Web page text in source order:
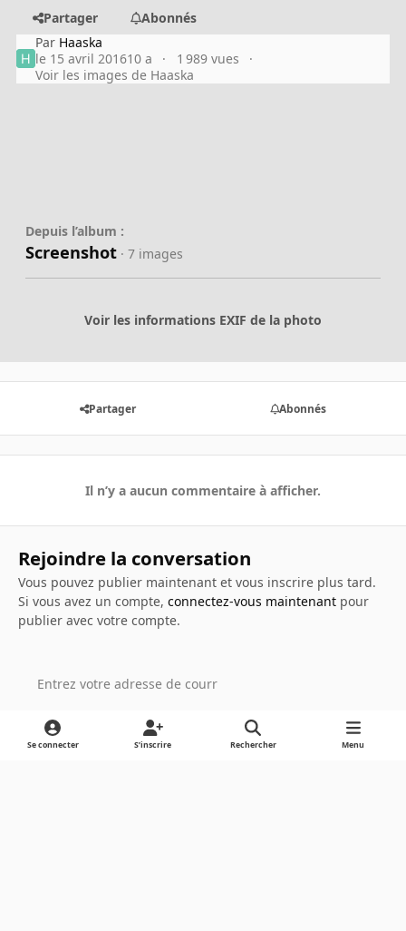
Partager
Abonnés
Par Haaska
le 15 avril 201610 a
1 989 vues
Voir les images de Haaska
Depuis l’album :
Screenshot · 7 images
Voir les informations EXIF de la photo
Partager Abonnés
Il n’y a aucun commentaire à afficher.
Rejoindre la conversation
Vous pouvez publier maintenant et vous inscrire plus tard.
Si vous avez un compte, connectez-vous maintenantpour
publier avec votre compte.
Ajouter un commentaire…
Se connecter S’inscrire Rechercher Menu